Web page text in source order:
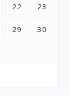
22 23
29 30